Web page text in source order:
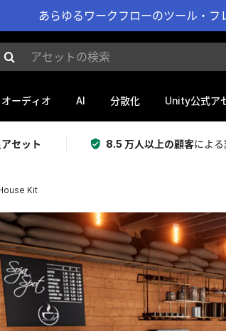
あらゆるワークフローのツール・
セットの検索
オーディオ AI 分散化 Unity公式ア
セット 8.5 万人以上の顧客によ
Kit